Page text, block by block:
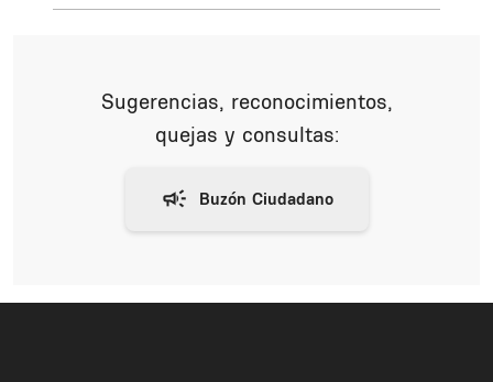
Sugerencias, reconocimientos,
quejas y consultas: